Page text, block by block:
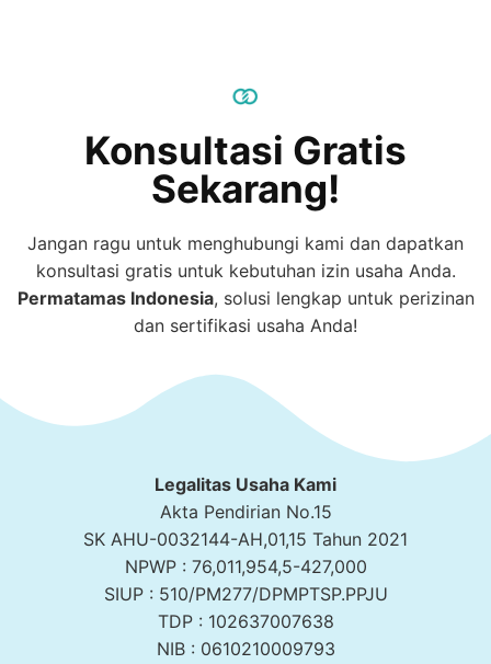
Konsultasi Gratis
Sekarang!
Jangan ragu untuk menghubungi kami dan dapatkan
konsultasi gratis untuk kebutuhan izin usaha Anda.
PermatamasIndonesia, solusi lengkap untuk perizinan
dan sertifikasi usaha Anda!
Legalitas Usaha Kami
Akta Pendirian No.15
SK AHU-0032144-AH,01,15 Tahun 2021
NPWP : 76,011,954,5-427,000
SIUP : 510/PM277/DPMPTSP.PPJU
TDP : 102637007638
NIB : 0610210009793